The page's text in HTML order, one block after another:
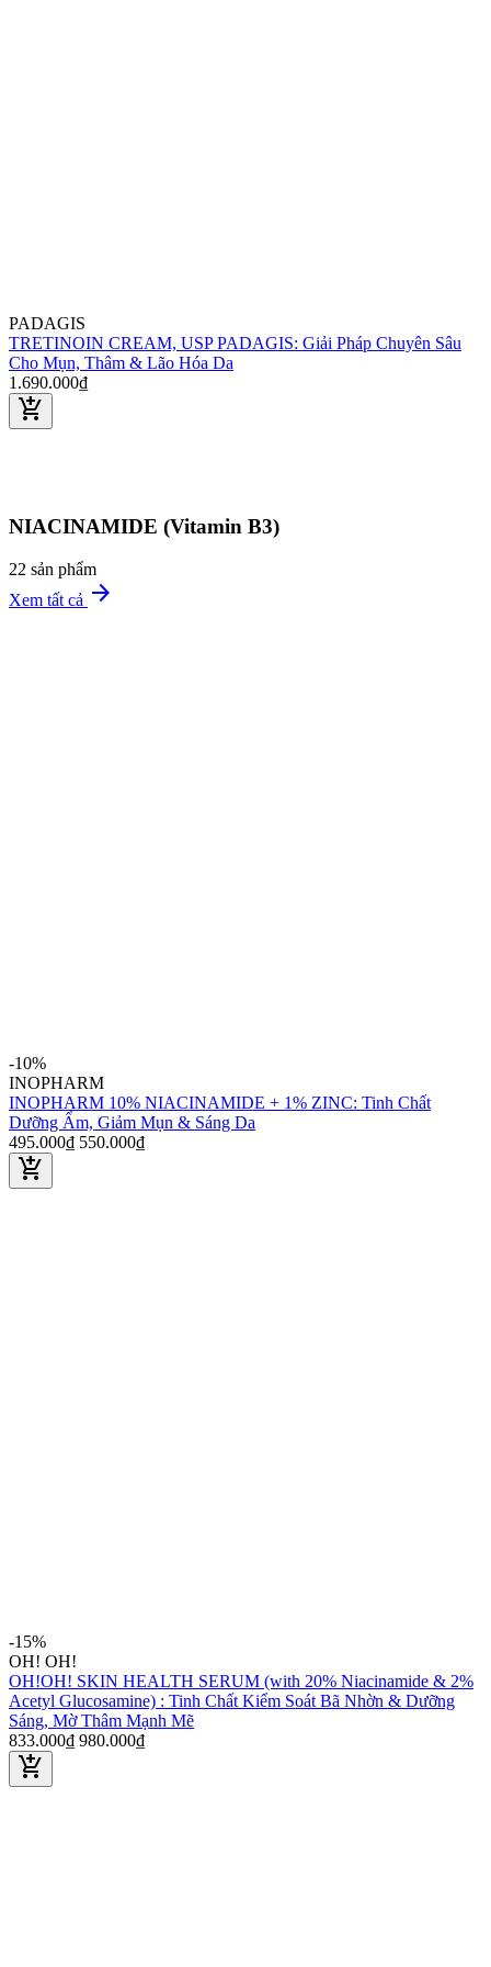
PADAGIS
TRETINOIN CREAM, USP PADAGIS: Giải Pháp Chuyên Sâu
Cho Mụn, Thâm & Lão Hóa Da
1.690.000₫
add_shopping_cart
NIACINAMIDE (Vitamin B3)
22 sản phẩm
Xem tất cả arrow_forward
-10%
INOPHARM
INOPHARM 10% NIACINAMIDE + 1% ZINC: Tinh Chất
Dưỡng Ẩm, Giảm Mụn & Sáng Da
495.000₫ 550.000₫
add_shopping_cart
-15%
OH! OH!
OH!OH! SKIN HEALTH SERUM (with 20% Niacinamide & 2%
Acetyl Glucosamine) : Tinh Chất Kiểm Soát Bã Nhờn & Dưỡng
Sáng, Mờ Thâm Mạnh Mẽ
833.000₫ 980.000₫
add_shopping_cart